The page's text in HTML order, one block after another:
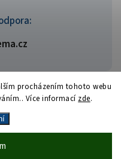
procházením tohoto webu
Více informací zde.
srpen bez
práva vyhrazena.